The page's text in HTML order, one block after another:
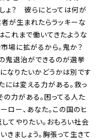
ょ？ 彼らにとっては何が
が生まれたらラッキーな
これまで働いてきたような
場に拡がるから。鬼か？
鬼退治ができるのが選挙
なりたいかどうかは別です
には変える力がある。救っ
の力がある。困ってる人た
ロー、あなた。この国のヒ
てやりたい。おもろい社会
きましょう。胸張って生きて